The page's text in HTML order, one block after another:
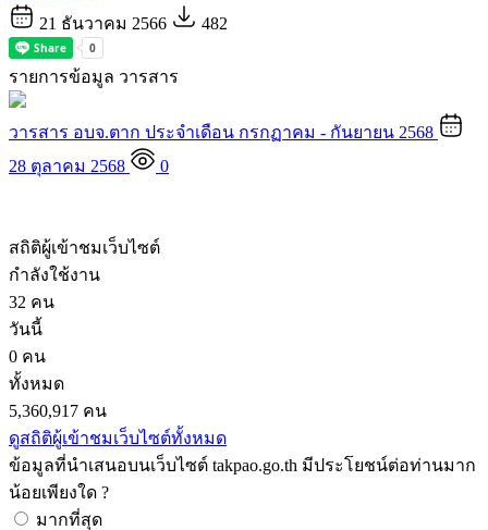
21 ธันวาคม 2566
482
รายการข้อมูล วารสาร
วารสาร อบจ.ตาก ประจำเดือน กรกฏาคม - กันยายน 2568
28 ตุลาคม 2568
0
สถิติผู้เข้าชมเว็บไซต์
กำลังใช้งาน
32 คน
วันนี้
0 คน
ทั้งหมด
5,360,917 คน
ดูสถิติผู้เข้าชมเว็บไซต์ทั้งหมด
ข้อมูลที่นำเสนอบนเว็บไซต์ takpao.go.th มีประโยชน์ต่อท่านมาก
น้อยเพียงใด ?
มากที่สุด